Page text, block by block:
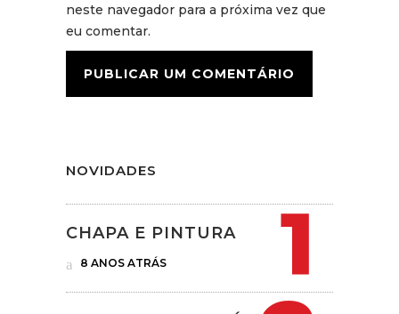
neste navegador para a próxima vez que
eu comentar.
NOVIDADES
CHAPA E PINTURA
8 ANOS ATRÁS